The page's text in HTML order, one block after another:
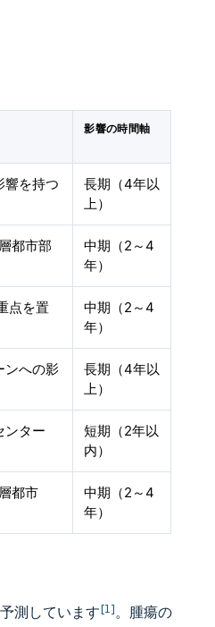
影響の時間軸
響を持つ
長期（4年以
上）
都市部
中期（2～4
年）
点を置
中期（2～4
年）
ンへの影
長期（4年以
上）
ンター
短期（2年以
内）
都市
中期（2～4
年）
測しています[1]。腫瘍の